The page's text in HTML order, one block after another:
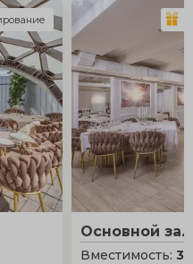
Основной зал
Вместимость: